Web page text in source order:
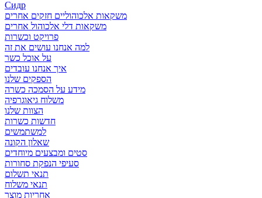
Сидр
משקאות אלכוהוליים חזקים אחרים
משקאות דלי אלכוהול אחרים
פרויקט וכשרות
למה אנחנו עושים את זה
על אוכל כשר
איך אנחנו עובדים
הספקים שלנו
מידע על הסמכה כשרה
משלוח גיאוגרפיה
הצוות שלנו
חדשות כשרות
למשתמשים
שאלון הקונה
סטים ומבצעים מיוחדים
סעיפי הנפקת סחורות
תנאי תשלום
תנאי משלוח
אחריות מוצר